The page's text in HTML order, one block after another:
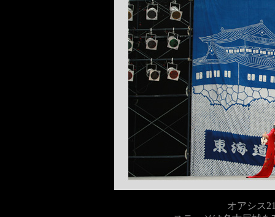
オアシス